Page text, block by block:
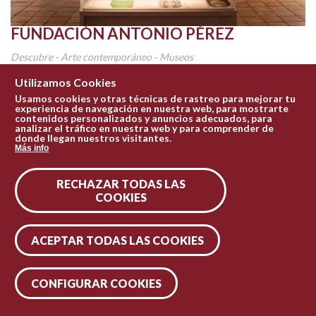
FUNDACIÓN ANTONIO PÉREZ
Descubre - Arte contemporáneo - Museos
La Fundación es, ante todo, la vida de Antonio Pérez. Su colección
es fruto de la confluencia de dos grandes...
Conócelo
Utilizamos Cookies
Usamos cookies y otras técnicas de rastreo para mejorar tu
experiencia de navegación en nuestra web, para mostrarte
contenidos personalizados y anuncios adecuados, para
analizar el tráfico en nuestra web y para comprender de
donde llegan nuestros visitantes.
Más info
RECHAZAR TODAS LAS
COOKIES
ACEPTAR TODAS LAS COOKIES
CONFIGURAR COOKIES